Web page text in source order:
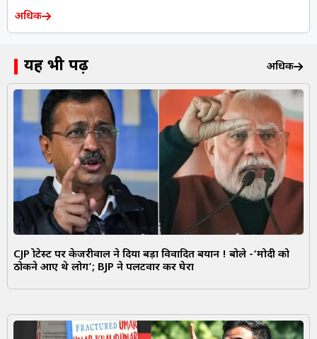
अधिक
यह भी पढ़ें अधिक
CJP प्रोटेस्ट पर केजरीवाल ने दिया बड़ा विवादित बयान ! बोले -‘मोदी को
ठोकने आए थे लोग’; BJP ने पलटवार कर घेरा